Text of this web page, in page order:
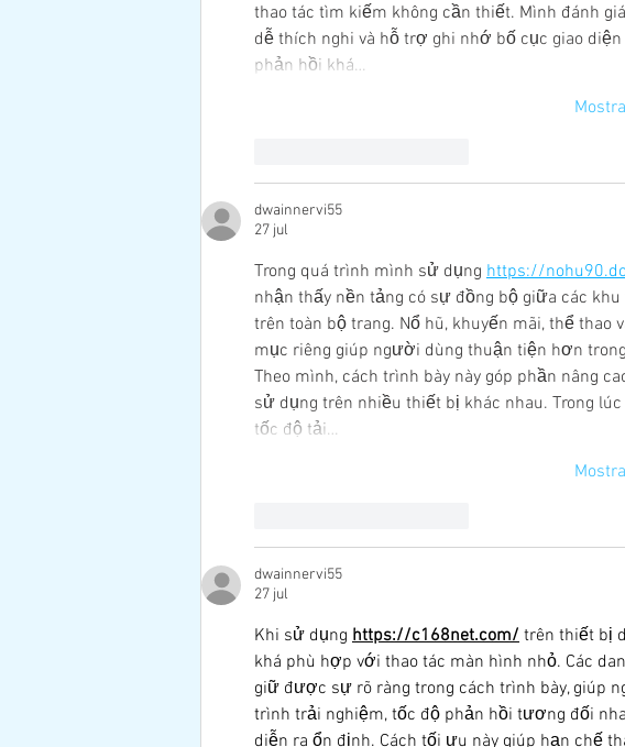
thao tác tìm kiếm không cần thiết. Mình đánh
dễ thích nghi và hỗ trợ ghi nhớ bố cục giao
phản hồi khá…
dwainnervi55
27 jul
Trong quá trình mình sử dụng https://
nhận thấy nền tảng có sự đồng bộ giữa các
trên toàn bộ trang. Nổ hũ, khuyến mãi, thể
mục riêng giúp người dùng thuận tiện hơn
Theo mình, cách trình bày này góp phần nâng
sử dụng trên nhiều thiết bị khác nhau. Trong
tốc độ tải…
dwainnervi55
27 jul
Khi sử dụng https://c168net.com/ trên thiết bị
khá phù hợp với thao tác màn hình nhỏ. Các
giữ được sự rõ ràng trong cách trình bày, giúp
trình trải nghiệm, tốc độ phản hồi tương đối
diễn ra ổn định. Cách tối ưu này giúp hạn chế